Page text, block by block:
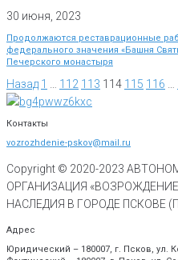
30 июня, 2023
Продолжаются реставрационные
федерального значения «Башня
Печерского монастыря
Назад 1 112 113 114 115 116
Контакты
vozrozhdenie-pskov@mail.ru
Copyright © 2020-2023
ОРГАНИЗАЦИЯ
НАСЛЕДИЯ В ГОРОДЕ ПСКОВЕ
Адрес
Юридический – 180007, г. Псков, ул.